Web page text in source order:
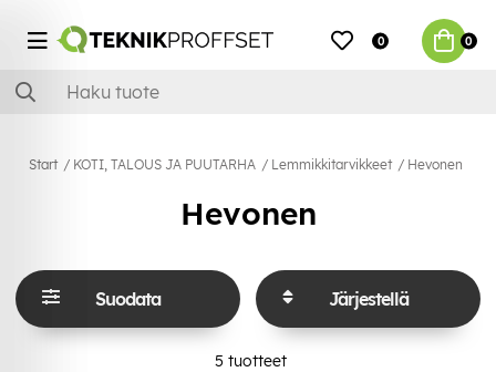
0 0
Start KOTI, TALOUS JA PUUTARHA Lemmikkitarvikkeet Hevonen
Hevonen
Suodata Järjestellä
5 tuotteet